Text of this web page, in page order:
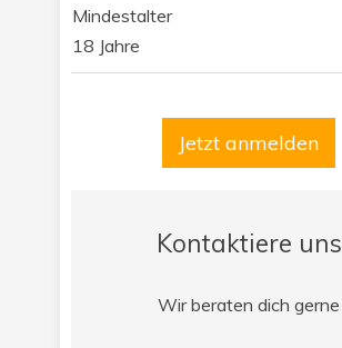
Mindestalter
18 Jahre
Jetzt anmelden
Kontaktiere uns
Wir beraten dich gerne